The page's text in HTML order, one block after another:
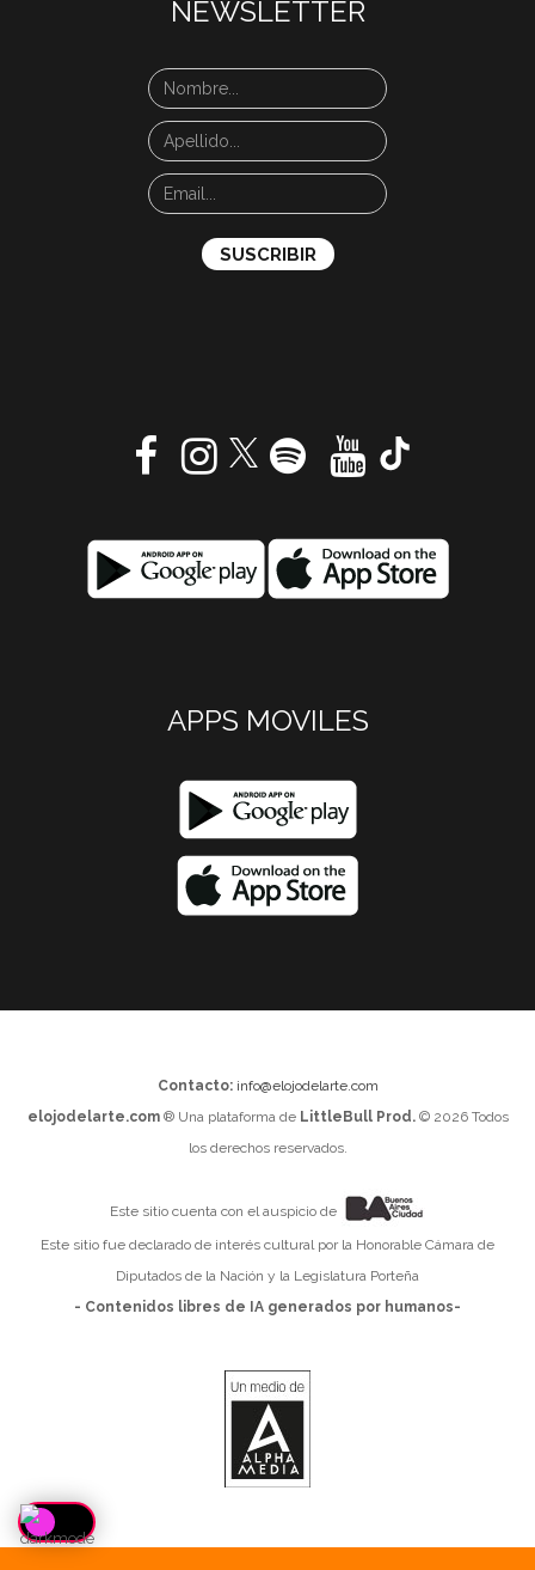
NEWSLETTER
APPS MOVILES
Contacto: info@elojodelarte.com
elojodelarte.com® Una plataforma de LittleBull Prod.© 2026 Todos
los derechos reservados.
Este sitio cuenta con el auspicio de
Este sitio fue declarado de interés cultural por la Honorable Cámara de
Diputados de la Nación y la Legislatura Porteña
- Contenidos libres de IA generados por humanos-